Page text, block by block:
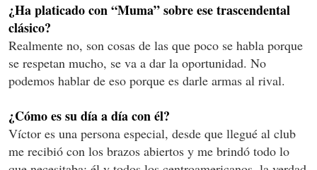
¿Ha platicado con “Muma” sobre ese trascendental
clásico?
Realmente no, son cosas de las que poco se habla porque
se respetan mucho, se va a dar la oportunidad. No
podemos hablar de eso porque es darle armas al rival.
¿Cómo es su día a día con él?
Víctor es una persona especial, desde que llegué al club
me recibió con los brazos abiertos y me brindó todo lo